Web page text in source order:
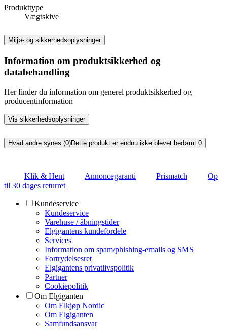
Produkttype
Vægtskive
Miljø- og sikkerhedsoplysninger
Information om produktsikkerhed og
databehandling
Her finder du information om generel produktsikkerhed og
producentinformation
Vis sikkerhedsoplysninger
Hvad andre synes (0)Dette produkt er endnu ikke blevet bedømt. 0
Klik & Hent Annoncegaranti Prismatch
Op
til 30 dages returret
Kundeservice
Kundeservice
Varehuse / åbningstider
Elgigantens kundefordele
Services
Information om spam/phishing-emails og SMS
Fortrydelsesret
Elgigantens privatlivspolitik
Partner
Cookiepolitik
Om Elgiganten
Om Elkjøp Nordic
Om Elgiganten
Samfundsansvar